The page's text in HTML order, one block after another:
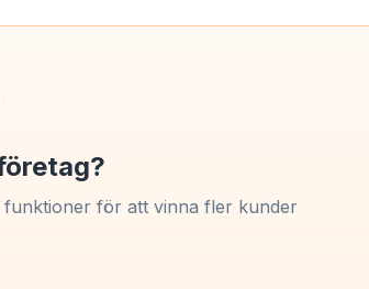
för att vinna fler kunder